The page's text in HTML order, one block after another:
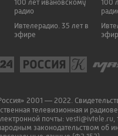
100 лет ивановскому
радио
Ивтелерадио. 35 лет в
эфире
100
2001 — 2022.
телевизионная и
почты: vesti@ivtele.ru
законодательством об